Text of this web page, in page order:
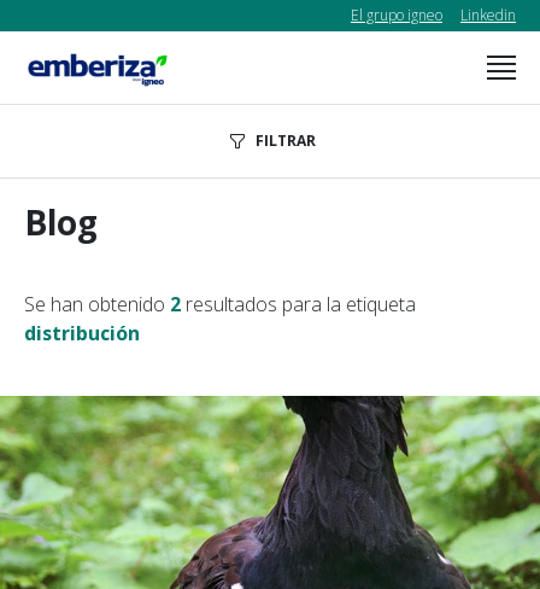
El grupo igneo Linkedin
FILTRAR
Blog
Se han obtenido 2 resultados para la etiqueta
distribución